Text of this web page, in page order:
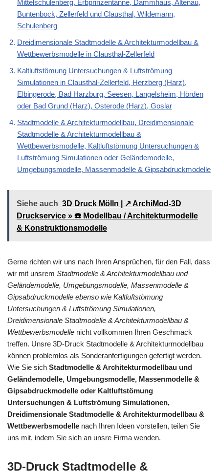
Mittelschulenberg, Erbprinzentanne, Dammhaus, Altenau,
Buntenbock, Zellerfeld und Clausthal, Wildemann,
Schulenberg
Dreidimensionale Stadtmodelle & Architekturmodellbau &
Wettbewerbsmodelle in Clausthal-Zellerfeld
Kaltluftstömung Untersuchungen & Luftströmung
Simulationen in Clausthal-Zellerfeld, Herzberg (Harz),
Elbingerode, Bad Harzburg, Seesen, Langelsheim, Hörden
oder Bad Grund (Harz), Osterode (Harz), Goslar
Stadtmodelle & Architekturmodellbau, Dreidimensionale
Stadtmodelle & Architekturmodellbau &
Wettbewerbsmodelle, Kaltluftstömung Untersuchungen &
Luftströmung Simulationen oder Geländemodelle,
Umgebungsmodelle, Massenmodelle & Gipsabdruckmodelle
Siehe auch 3D Druck Mölln | ↗️ ArchiMod-3D
Druckservice » ☎️ Modellbau / Architekturmodelle
& Konstruktionsmodelle
Gerne richten wir uns nach Ihren Ansprüchen, für den Fall, dass
wir mit unsrem Stadtmodelle & Architekturmodellbau und
Geländemodelle, Umgebungsmodelle, Massenmodelle &
Gipsabdruckmodelle ebenso wie Kaltluftstömung
Untersuchungen & Luftströmung Simulationen,
Dreidimensionale Stadtmodelle & Architekturmodellbau &
Wettbewerbsmodelle nicht vollkommen Ihren Geschmack
treffen. Unsre 3D-Druck Stadtmodelle & Architekturmodellbau
können problemlos als Sonderanfertigungen gefertigt werden.
Wie Sie sich Stadtmodelle & Architekturmodellbau und
Geländemodelle, Umgebungsmodelle, Massenmodelle &
Gipsabdruckmodelle oder Kaltluftstömung
Untersuchungen & Luftströmung Simulationen,
Dreidimensionale Stadtmodelle & Architekturmodellbau &
Wettbewerbsmodelle nach Ihren Ideen vorstellen, teilen Sie
uns mit, indem Sie sich an unsre Firma wenden.
3D-Druck Stadtmodelle &